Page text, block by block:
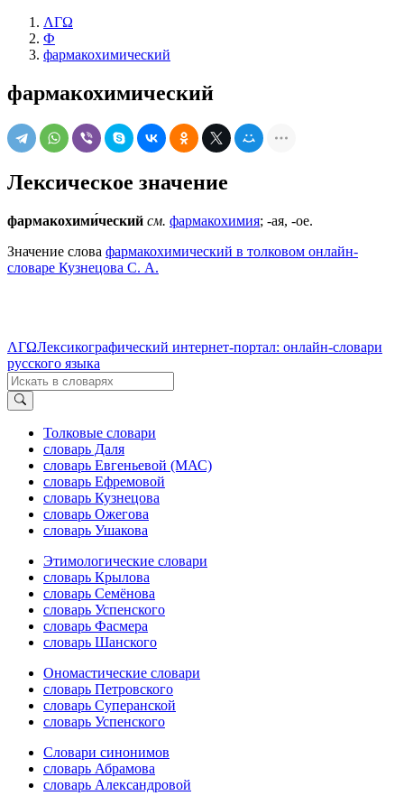
ΛΓΩ
Ф
фармакохимический
фармакохимический
Лексическое значение
фармакохими́ческий см. фармакохимия; -ая, -ое.
Значение слова фармакохимический в толковом онлайн-
словаре Кузнецова С. А.
ΛΓΩЛексикографический интернет-портал: онлайн-словари
русского языка
Толковые словари
словарь Даля
словарь Евгеньевой (МАС)
словарь Ефремовой
словарь Кузнецова
словарь Ожегова
словарь Ушакова
Этимологические словари
словарь Крылова
словарь Семёнова
словарь Успенского
словарь Фасмера
словарь Шанского
Ономастические словари
словарь Петровского
словарь Суперанской
словарь Успенского
Словари синонимов
словарь Абрамова
словарь Александровой